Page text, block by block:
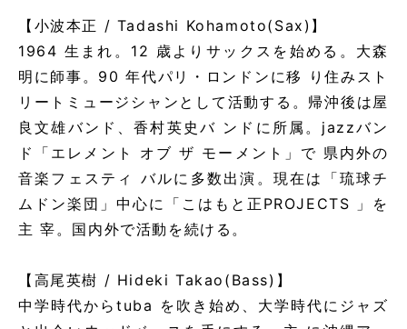
【小波本正 / Tadashi Kohamoto(Sax)】
1964 生まれ。12 歳よりサックスを始める。大森
明に師事。90 年代パリ・ロンドンに移 り住みスト
リートミュージシャンとして活動する。帰沖後は屋
良文雄バンド、香村英史バ ンドに所属。jazzバン
ド「エレメント オブ ザ モーメント」で 県内外の
音楽フェスティ バルに多数出演。現在は「琉球チ
ムドン楽団」中心に「こはもと正PROJECTS 」を
主 宰。国内外で活動を続ける。
【高尾英樹 / Hideki Takao(Bass)】
中学時代からtuba を吹き始め、大学時代にジャズ